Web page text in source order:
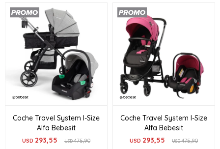
Coche Travel System I-Size
Alfa Bebesit
USD 293,55 USD475,90
Coche Travel System I-Size
Alfa Bebesit
USD 293,55 USD475,90